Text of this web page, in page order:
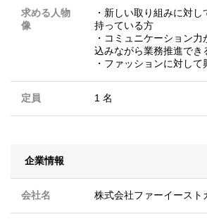
求める人物
像
・新しい取り組みに対
持っている方
・コミュニケーション
込みながら業務推進でき
・ファッションに対し
定員 1 名
企業情報
会社名 株式会社ファーイースト